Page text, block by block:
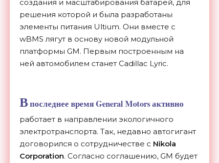
создания и масштабирования батарей, для
решения которой и была разработаны
элементы питания Ultium. Они вместе с
wBMS лягут в основу новой модульной
платформы GM. Первым построенным на
ней автомобилем станет Cadillac Lyric.
Впоследнее время General Motors активно
работает в направлении экологичного
электротранспорта. Так, недавно автогигант
договорился о сотрудничестве с Nikola
Corporation. Согласно соглашению, GM будет